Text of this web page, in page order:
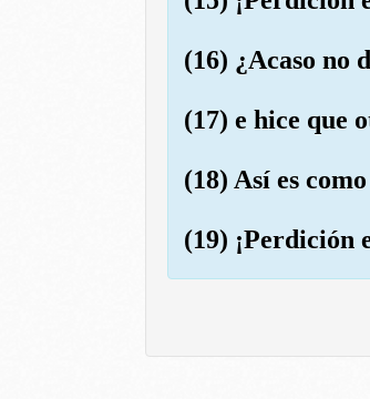
(16) ¿Acaso no
(17) e hice que
(18) Así es
(19) ¡Perdición